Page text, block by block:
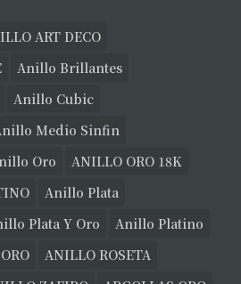
ART DECO
Anillo Brillantes
Anillo Cubic
Medio Sinfin
Oro
ANILLO ORO 18K
Anillo Plata
Plata Y Oro
Anillo Platino
ANILLO ROSETA